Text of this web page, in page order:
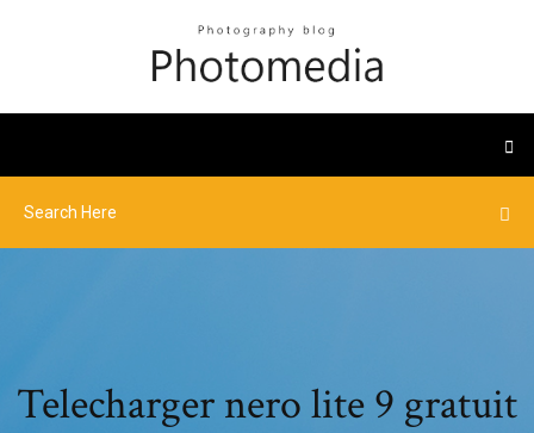
Telecharger nero lite 9 gratuit